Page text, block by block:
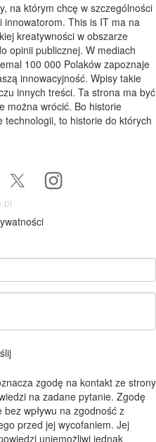
na którym chcę w szczególności
This is IT ma na
kreatywności w obszarze
opinii publicznej. W mediach
100 000 Polaków zapoznaje
innowacyjność. Wpisy takie
innych treści. Ta strona ma być
można wrócić. Bo historie
to historie do których
zgodę na kontakt ze strony
na zadane pytanie. Zgodę
wpływu na zgodność z
przed jej wycofaniem. Jej
uniemożliwi jednak